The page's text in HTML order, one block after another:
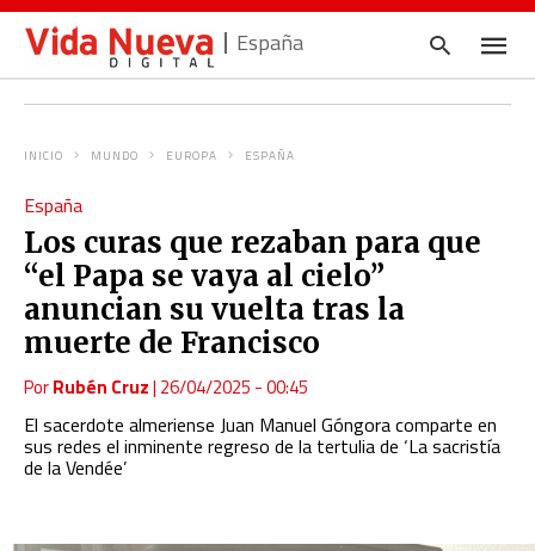
España
y
INICIO MUNDO EUROPA ESPAÑA
España
Los curas que rezaban para que
“el Papa se vaya al cielo”
anuncian su vuelta tras la
muerte de Francisco
PorRubén Cruz| 26/04/2025 - 00:45
El sacerdote almeriense Juan Manuel Góngora comparte en
sus redes el inminente regreso de la tertulia de ‘La sacristía
de la Vendée’